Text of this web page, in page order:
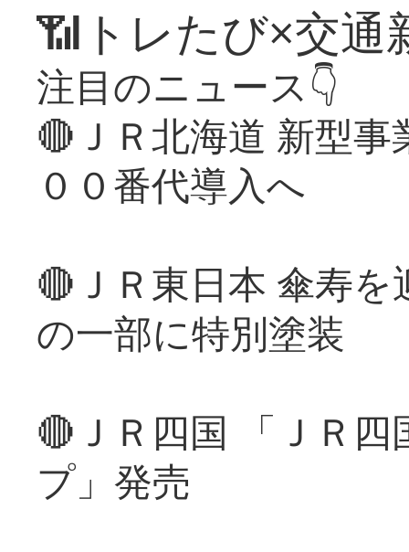
📶トレたび×交通
注目のニュース👇
🔴ＪＲ北海道 新型
００番代導入へ
🔴ＪＲ東日本 傘寿
の一部に特別塗装
🔴ＪＲ四国 「ＪＲ
プ」発売